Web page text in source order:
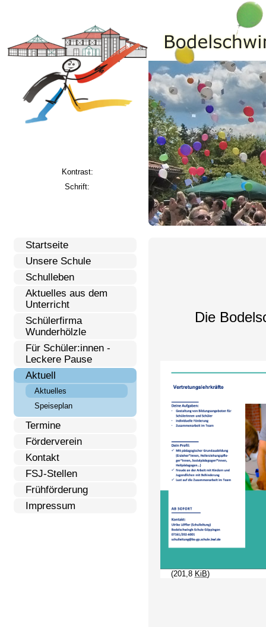
Kontrast:
Schrift:
Startseite
Unsere Schule
Schulleben
Aktuelles aus dem
Unterricht
Schülerfirma
Wunderhölzle
Für Schüler:innen -
Leckere Pause
Aktuell
Aktuelles
Speiseplan
Termine
Förderverein
Kontakt
FSJ-Stellen
Frühförderung
Impressum
Die
(201,8 KiB)